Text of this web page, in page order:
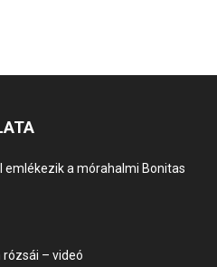
emlékezik a mórahalmi Bonitas
rózsái – videó